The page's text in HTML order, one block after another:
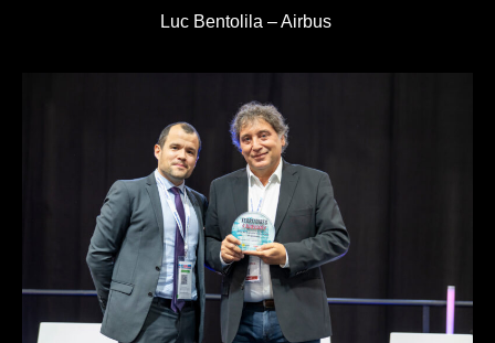
Luc Bentolila – Airbus